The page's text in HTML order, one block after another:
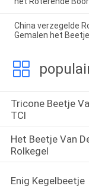
China verzegelde
Gemalen het
Tricone Beetje
TCI
Het Beetje Van
Rolkegel
Enig Kegelbeetje